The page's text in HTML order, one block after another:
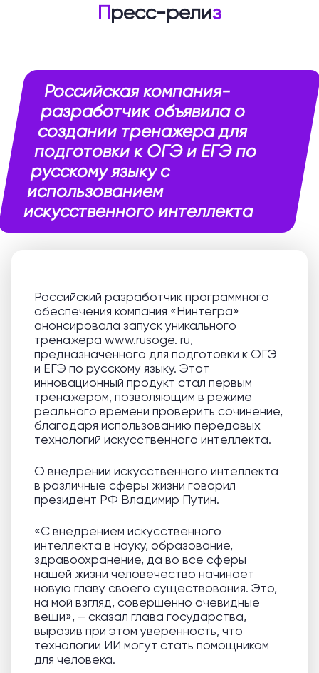
Пресс-релиз
Российская компания-
разработчик объявила о
создании тренажера для
подготовки к ОГЭ и ЕГЭ по
русскому языку с
использованием
искусственного интеллекта
Российский разработчик программного
обеспечения компания «Нинтегра»
анонсировала запуск уникального
тренажера www.rusoge. ru,
предназначенного для подготовки к ОГЭ
и ЕГЭ по русскому языку. Этот
инновационный продукт стал первым
тренажером, позволяющим в режиме
реального времени проверить сочинение,
благодаря использованию передовых
технологий искусственного интеллекта.
О внедрении искусственного интеллекта
в различные сферы жизни говорил
президент РФ Владимир Путин.
«С внедрением искусственного
интеллекта в науку, образование,
здравоохранение, да во все сферы
нашей жизни человечество начинает
новую главу своего существования. Это,
на мой взгляд, совершенно очевидные
вещи», – сказал глава государства,
выразив при этом уверенность, что
технологии ИИ могут стать помощником
для человека.